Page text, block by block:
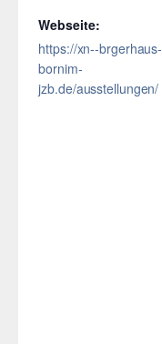
Webseite:
https://xn--brgerhaus-
bornim-
jzb.de/ausstellungen/